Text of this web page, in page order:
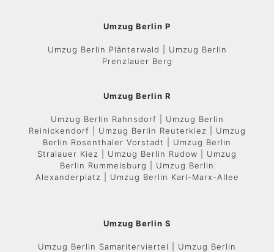
Umzug Berlin P
Umzug Berlin Plänterwald | Umzug Berlin
Prenzlauer Berg
Umzug Berlin R
Umzug Berlin Rahnsdorf | Umzug Berlin
Reinickendorf | Umzug Berlin Reuterkiez | Umzug
Berlin Rosenthaler Vorstadt | Umzug Berlin
Stralauer Kiez | Umzug Berlin Rudow | Umzug
Berlin Rummelsburg | Umzug Berlin
Alexanderplatz | Umzug Berlin Karl-Marx-Allee
Umzug Berlin S
Umzug Berlin Samariterviertel | Umzug Berlin